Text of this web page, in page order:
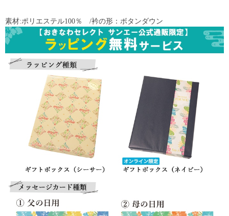
素材:ポリエステル100％ /衿の形：ボタンダウン